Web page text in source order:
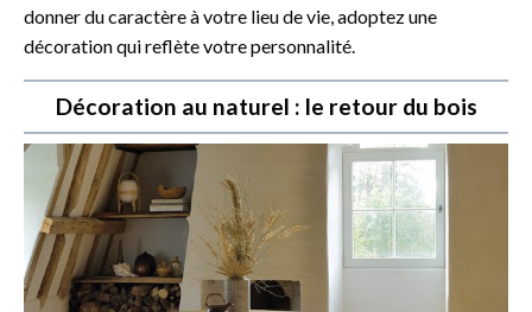
donner du caractère à votre lieu de vie, adoptez une
décoration qui reflète votre personnalité.
Décoration au naturel : le retour du bois